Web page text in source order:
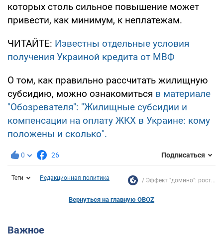
которых столь сильное повышение может
привести, как минимум, к неплатежам.
ЧИТАЙТЕ: Известны отдельные условия
получения Украиной кредита от МВФ
О том, как правильно рассчитать жилищную
субсидию, можно ознакомиться в материале
"Обозревателя": "Жилищные субсидии и
компенсации на оплату ЖКХ в Украине: кому
положены и сколько".
0 26 Подписаться
Теги Редакционная политика Эффект "домино": рост...
Вернуться на главную OBOZ
Важное